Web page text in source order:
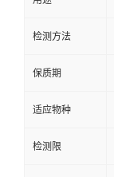
检测方法
保质期
适应物种
检测限